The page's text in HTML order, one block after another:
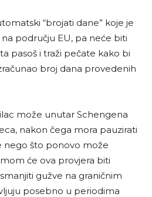
“brojati dane” koje je
području EU, pa neće biti
pasoš i traži pečate kako bi
broj dana provedenih
može unutar Schengena
nakon čega mora pauzirati
nego što ponovo može
će ova provjera biti
gužve na graničnim
posebno u periodima